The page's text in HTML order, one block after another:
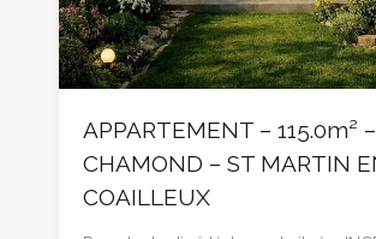
APPARTEMENT – 115.0m²
CHAMOND – ST MARTIN
COAILLEUX